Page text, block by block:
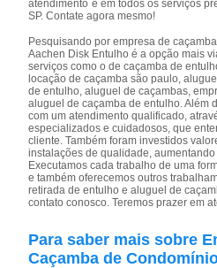
atendimento e em todos os serviços
SP. Contate agora mesmo!
Pesquisando por empresa de
Aachen Disk Entulho é a opção mais
serviços como o de caçamba de
locação de caçamba são paulo,
de entulho, aluguel de caçambas,
aluguel de caçamba de entulho. Além
com um atendimento qualificado,
especializados e cuidadosos, que
cliente. Também foram investidos
instalações de qualidade, aumentando
Executamos cada trabalho de uma
e também oferecemos outros
retirada de entulho e aluguel de
contato conosco. Teremos prazer em
Para saber mais sobre
Caçamba de